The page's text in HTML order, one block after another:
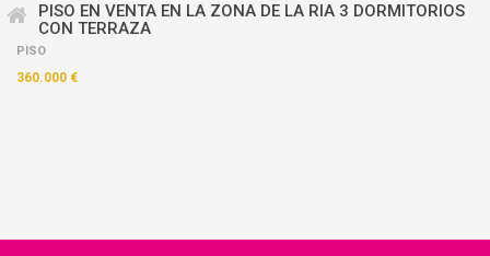
PISO EN VENTA EN LA ZONA DE LA RIA 3 DORMITORIOS
CON TERRAZA
PISO
360.000 €